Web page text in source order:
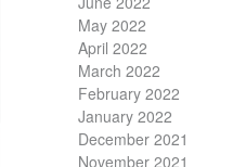
May 2022
April 2022
March 2022
February 2022
January 2022
December 2021
November 2021